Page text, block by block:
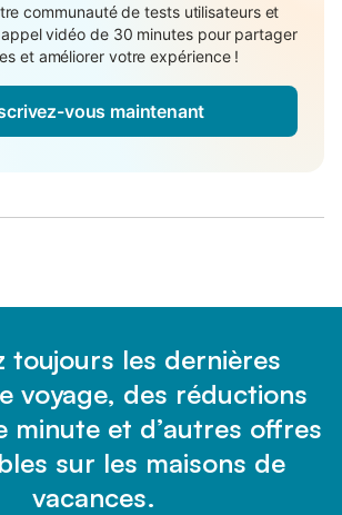
communauté de tests utilisateurs et
vidéo de 30 minutes pour partager
et améliorer votre expérience !
vous maintenant
toujours les dernières
voyage, des réductions
minute et d’autres offres
sur les maisons de
vacances.